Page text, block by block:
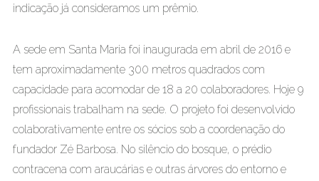
indicação já consideramos um prêmio.
A sede em Santa Maria foi inaugurada em abril de 2016 e
tem aproximadamente 300 metros quadrados com
capacidade para acomodar de 18 a 20 colaboradores. Hoje 9
profissionais trabalham na sede. O projeto foi desenvolvido
colaborativamente entre os sócios sob a coordenação do
fundador Zé Barbosa. No silêncio do bosque, o prédio
contracena com araucárias e outras árvores do entorno e